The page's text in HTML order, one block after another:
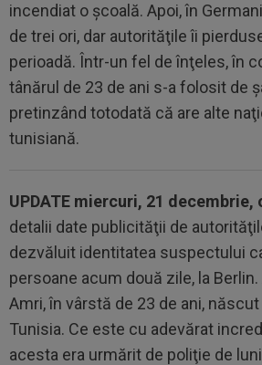
incendiat o şcoală. Apoi, în
de trei ori, dar autorităţile îi
perioadă. Într-un fel de înţeles, în
tânărul de 23 de ani s-a folosit de
pretinzând totodată că are alte
tunisiană.
UPDATE miercuri, 21 decembrie,
detalii date publicităţii de
dezvăluit identitatea suspectului
persoane acum două zile, la
Amri, în vârstă de 23 de ani,
Tunisia. Ce este cu adevărat
acesta era urmărit de poliţie de